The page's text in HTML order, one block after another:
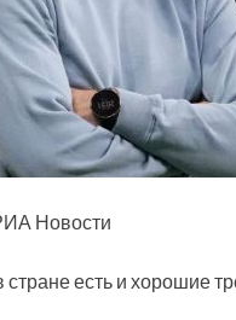
Новости
стране есть и хорошие